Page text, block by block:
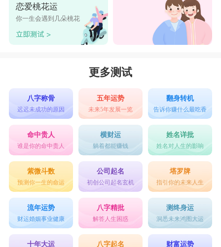
爱，他们不爱就是不爱，所以水瓶座极其难追。虽
然他们性格开朗，社交能力突出，感染力极强，但
他们很少接受别人传达的爱意。对于他们来说，自
星座乐原创文章，转载需注明出处
恋爱桃花运
你一生会遇到几朵桃花
更多测试
八字称骨
迟迟未成功的原因
五年运势
未来5年发展一览
翻身转机
告诉你赚什么最吃香
命中贵人
谁是你的命中贵人
横财运
躺着都能赚钱
姓名详批
姓名对人生的影响
紫微斗数
预测你一生的命运
公司起名
初创公司起名玄机
塔罗牌
指引你的未来人生
流年运势
财运婚姻事业健康
八字精批
解答人生困惑
测终身运
洞悉未来鸿图大运
十年大运 八字起名 财富运势